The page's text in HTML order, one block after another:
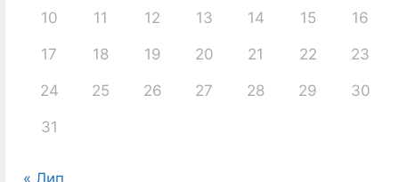
10 11 12 13 14 15 16
17 18 19 20 21 22 23
24 25 26 27 28 29 30
31